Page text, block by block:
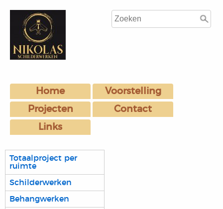
Home
Voorstelling
Projecten
Contact
Links
Totaalproject per
ruimte
Schilderwerken
Behangwerken